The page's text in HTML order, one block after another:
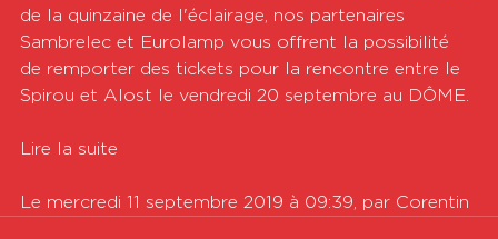
de la quinzaine de l'éclairage, nos partenaires
Sambrelec et Eurolamp vous offrent la possibilité
de remporter des tickets pour la rencontre entre le
Spirou et Alost le vendredi 20 septembre au DÔME.
Lire la suite
Le mercredi 11 septembre 2019 à 09:39, par Corentin